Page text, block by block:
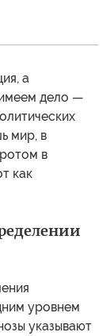
а
дело —
мир, в
в
как
уровнем
указывают